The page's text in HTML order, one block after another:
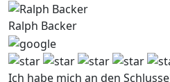
Ralph Backer
Ich habe mich an den